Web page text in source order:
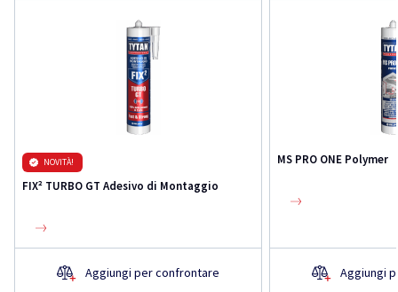
NOVITÀ!
FIX² TURBO GT Adesivo di Montaggio
Aggiungi per confrontare
MS PRO ONE Polymer
Aggiungi